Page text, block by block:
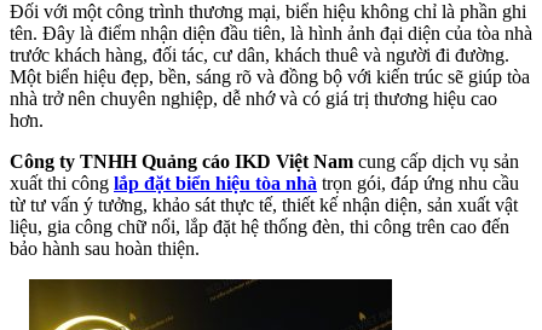
Đối với một công trình thương mại, biển hiệu không chỉ là phần ghi
tên. Đây là điểm nhận diện đầu tiên, là hình ảnh đại diện của tòa nhà
trước khách hàng, đối tác, cư dân, khách thuê và người đi đường.
Một biển hiệu đẹp, bền, sáng rõ và đồng bộ với kiến trúc sẽ giúp tòa
nhà trở nên chuyên nghiệp, dễ nhớ và có giá trị thương hiệu cao
hơn.
Công ty TNHH Quảng cáo IKD Việt Nam cung cấp dịch vụ sản
xuất thi công lắp đặt biển hiệu tòa nhà trọn gói, đáp ứng nhu cầu
từ tư vấn ý tưởng, khảo sát thực tế, thiết kế nhận diện, sản xuất vật
liệu, gia công chữ nổi, lắp đặt hệ thống đèn, thi công trên cao đến
bảo hành sau hoàn thiện.